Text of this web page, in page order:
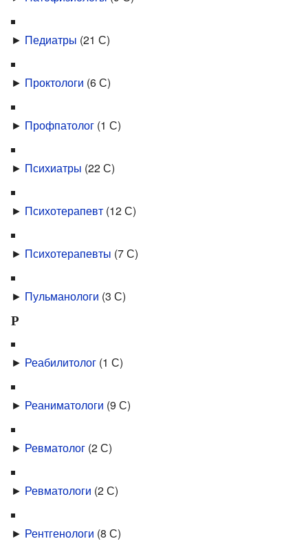
► Педиатры (21 С)
► Проктологи (6 С)
► Профпатолог (1 С)
► Психиатры (22 С)
► Психотерапевт (12 С)
► Психотерапевты (7 С)
► Пульманологи (3 С)
Р
► Реабилитолог (1 С)
► Реаниматологи (9 С)
► Ревматолог (2 С)
► Ревматологи (2 С)
► Рентгенологи (8 С)